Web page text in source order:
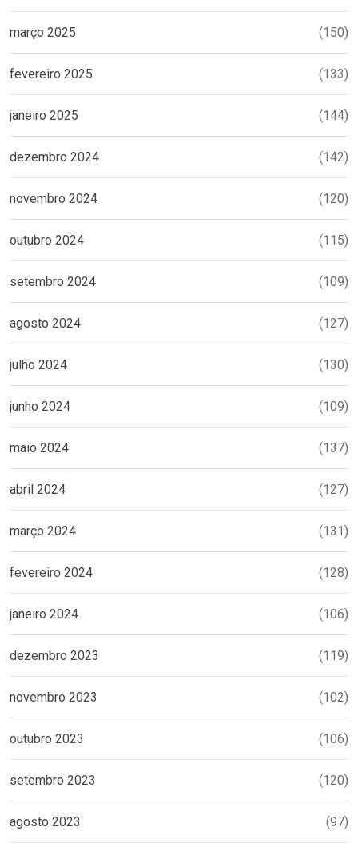
março 2025 (150)
fevereiro 2025 (133)
janeiro 2025 (144)
dezembro 2024 (142)
novembro 2024 (120)
outubro 2024 (115)
setembro 2024 (109)
agosto 2024 (127)
julho 2024 (130)
junho 2024 (109)
maio 2024 (137)
abril 2024 (127)
março 2024 (131)
fevereiro 2024 (128)
janeiro 2024 (106)
dezembro 2023 (119)
novembro 2023 (102)
outubro 2023 (106)
setembro 2023 (120)
agosto 2023 (97)